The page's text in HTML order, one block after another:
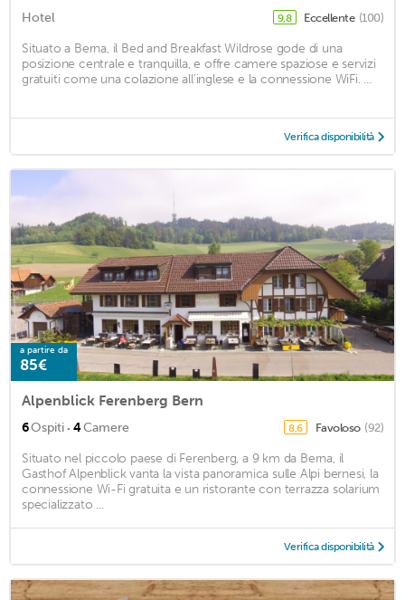
Hotel 9,8 Eccellente (100)
Situato a Berna, il Bed and Breakfast Wildrose gode di una
posizione centrale e tranquilla, e offre camere spaziose e servizi
gratuiti come una colazione all'inglese e la connessione WiFi. ...
Verifica disponibilità
a partire da
85€
Alpenblick Ferenberg Bern
6Ospiti · 4Camere 8,6 Favoloso (92)
Situato nel piccolo paese di Ferenberg, a 9 km da Berna, il
Gasthof Alpenblick vanta la vista panoramica sulle Alpi bernesi, la
connessione Wi-Fi gratuita e un ristorante con terrazza solarium
specializzato ...
Verifica disponibilità